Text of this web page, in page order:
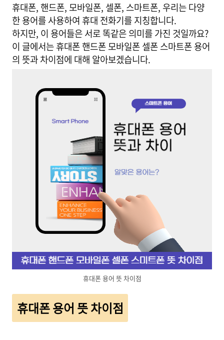
휴대폰, 핸드폰, 모바일폰, 셀폰, 스마트폰, 우리는 다양
한 용어를 사용하여 휴대 전화기를 지칭합니다.
하지만, 이 용어들은 서로 똑같은 의미를 가진 것일까요?
이 글에서는 휴대폰 핸드폰 모바일폰 셀폰 스마트폰 용어
의 뜻과 차이점에 대해 알아보겠습니다.
휴대폰 용어 뜻 차이점
휴대폰 용어 뜻 차이점